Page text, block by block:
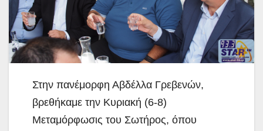
Στην πανέμορφη Αβδέλλα Γρεβενών,
βρεθήκαμε την Κυριακή (6-8)
Μεταμόρφωσις του Σωτήρος, όπου